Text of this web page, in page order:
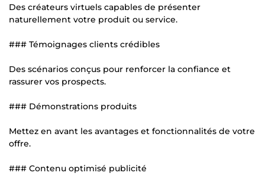
Des créateurs virtuels capables de présenter
naturellement votre produit ou service.
### Témoignages clients crédibles
Des scénarios conçus pour renforcer la confiance et
rassurer vos prospects.
### Démonstrations produits
Mettez en avant les avantages et fonctionnalités de votre
offre.
### Contenu optimisé publicité